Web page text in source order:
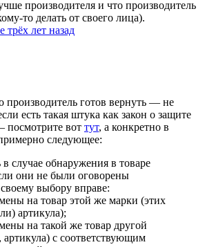
производителя и что производитель
то делать от своего лица).
трёх лет назад
производитель готов вернуть — не
есть такая штука как закон о защите
посмотрите вот тут, а конкретно в
следующее:
случае обнаружения в товаре
они не были оговорены
выбору вправе:
на товар этой же марки (этих
артикула);
на такой же товар другой
с соответствующим